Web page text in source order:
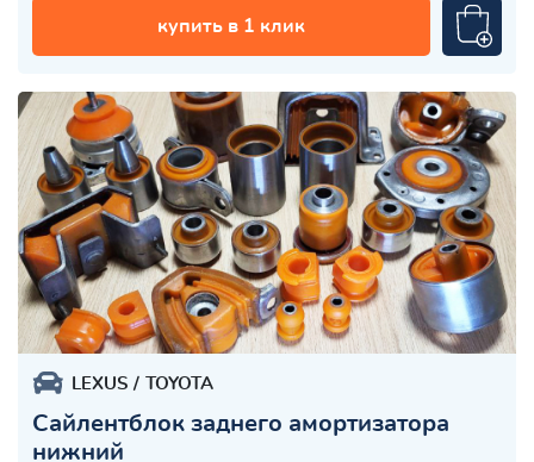
купить в 1 клик
LEXUS TOYOTA
Сайлентблок заднего амортизатора
нижний